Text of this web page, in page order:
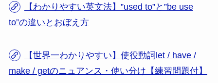
【わかりやすい英文法】”used to”と”be use
to”の違いとおぼえ方
【世界一わかりやすい】使役動詞let / have /
make / getのニュアンス・使い分け【練習問題付】